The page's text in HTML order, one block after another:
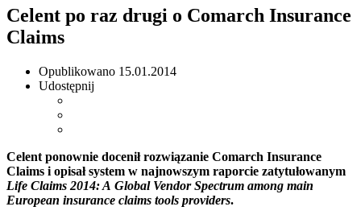
Celent po raz drugi o Comarch Insurance
Claims
Opublikowano 15.01.2014
Udostępnij
Celent ponownie docenił rozwiązanie Comarch Insurance
Claims i opisał system w najnowszym raporcie zatytułowanym
Life Claims 2014: A Global Vendor Spectrum among main
European insurance claims tools providers.